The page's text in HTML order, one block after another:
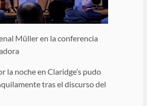
Müller en la conferencia
la noche en Claridge’s pudo
tras el discurso del